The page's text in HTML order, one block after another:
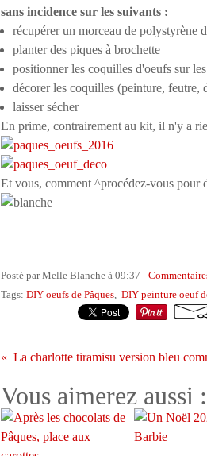
sans incidence sur les suivants :
récupérer un morceau de polystyrène
planter des piques à brochette
positionner les coquilles d'oeufs sur
décorer les coquilles (peinture, feutre,
laisser sécher
En prime, contrairement au kit, il n'y a
Et vous, comment ^procédez-vous pour
Posté par Melle Blanche à 09:37 -
Tags: DIY oeufs de Pâques, DIY peinture oeuf
Vous aimerez aussi :